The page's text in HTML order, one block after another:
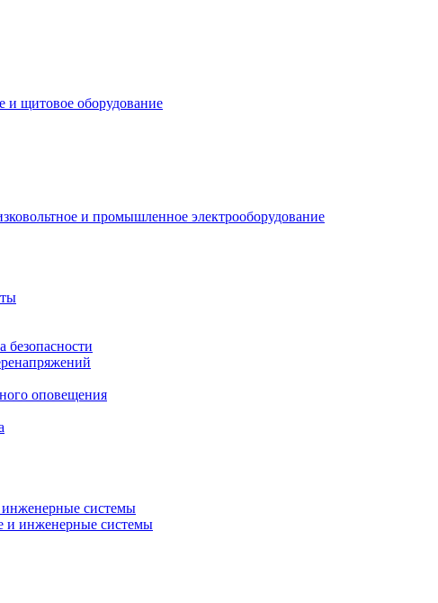
и щитовое оборудование
и промышленное электрооборудование
безопасности
оповещения
системы
и инженерные системы